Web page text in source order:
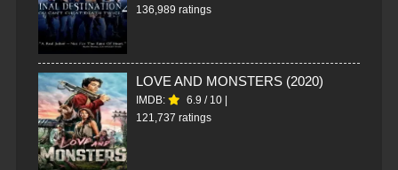
136,989 ratings
LOVE AND MONSTERS (2020)
IMDB: 6.9 / 10
121,737 ratings